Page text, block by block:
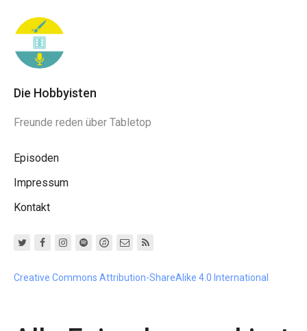
Die Hobbyisten
Freunde reden über Tabletop
Episoden
Impressum
Kontakt
Creative Commons Attribution-ShareAlike 4.0 International